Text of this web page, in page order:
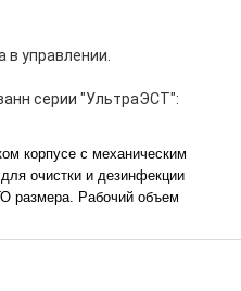
управлении.
серии "УльтраЭСТ":
корпусе с механическим
очистки и дезинфекции
Рабочий объем